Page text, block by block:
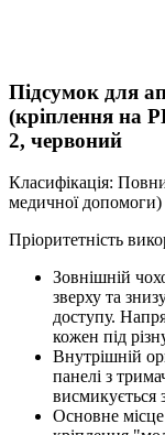
Підсумок для
(кріплення на
2, червоний
Класифікація:
медичної допомоги)
Пріоритетність
Зовнішній
зверху та
доступу.
кожен під
Внутрішній
панелі з
висмикується
Основне